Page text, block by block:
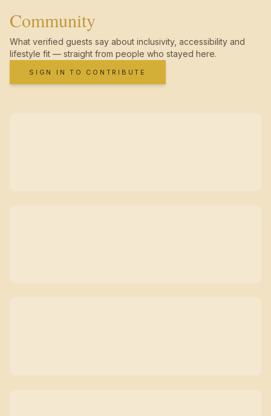
Community
What verified guests say about inclusivity, accessibility and
lifestyle fit — straight from people who stayed here.
SIGN IN TO CONTRIBUTE